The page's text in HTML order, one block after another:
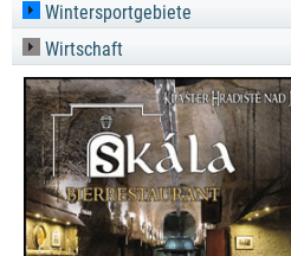
Wintersportgebiete
Wirtschaft